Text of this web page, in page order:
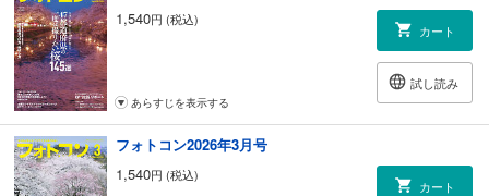
写真連載
010 風の写心気「梅雨の幕間」 立木義浩
032 瞬「羽生結弦」 水谷章人
039 ソクド「。歌舞伎役者 中村隼人」 藤里一郎
042 SOUL OF ANIMALS 前川貴行
「グリズリー」
212 写真家・林 忠彦、父・林 忠彦 林 義勝
「写真集『東海道の旅』より」
1,540円 (税込)
カート
試し読み
あらすじを表示する
フォトコン2026年3月号
1,540円 (税込)
カート